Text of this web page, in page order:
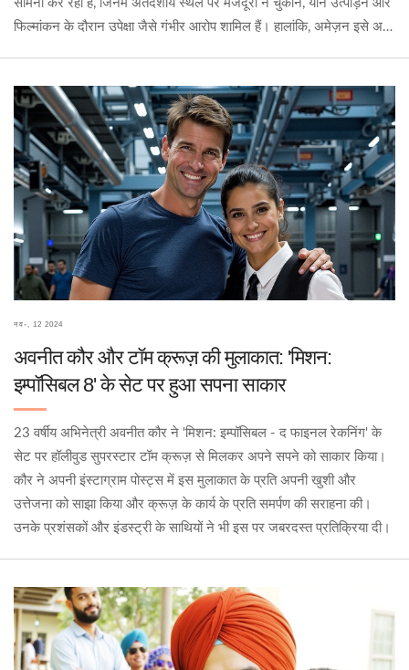
सामना कर रहा है, जिनमें अंतर्देशीय स्थल पर मजदूरी न चुकाने, यौन उत्पीड़न और
फिल्मांकन के दौरान उपेक्षा जैसे गंभीर आरोप शामिल हैं। हालांकि, अमेज़न इसे अब
नव॰, 12 2024
अवनीत कौर और टॉम क्रूज़ की मुलाकात: 'मिशन:
इम्पॉसिबल 8' के सेट पर हुआ सपना साकार
23 वर्षीय अभिनेत्री अवनीत कौर ने 'मिशन: इम्पॉसिबल - द फाइनल रेकनिंग' के
सेट पर हॉलीवुड सुपरस्टार टॉम क्रूज़ से मिलकर अपने सपने को साकार किया।
कौर ने अपनी इंस्टाग्राम पोस्ट्स में इस मुलाकात के प्रति अपनी खुशी और
उत्तेजना को साझा किया और क्रूज़ के कार्य के प्रति समर्पण की सराहना की।
उनके प्रशंसकों और इंडस्ट्री के साथियों ने भी इस पर जबरदस्त प्रतिक्रिया दी।